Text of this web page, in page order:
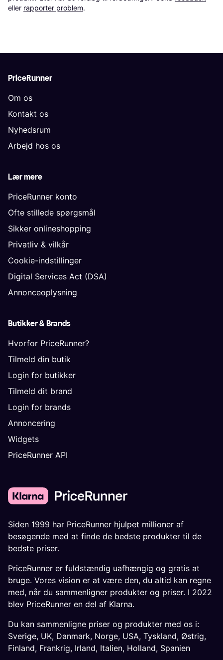
eller rapporter problem.
PriceRunner
Om os
Kontakt os
Nyhedsrum
Arbejd hos os
Lær mere
PriceRunner konto
Ofte stillede spørgsmål
Sikker onlineshopping
Privatliv & vilkår
Cookie-indstillinger
Digital Services Act (DSA)
Annonceoplysning
Butikker & Brands
Hvorfor PriceRunner?
Tilmeld din butik
Login for butikker
Tilmeld dit brand
Login for brands
Annoncering
Widgets
PriceRunner API
Siden 1999 har PriceRunner hjulpet millioner af
besøgende med at finde de bedste produkter til de
bedste priser.
PriceRunner er fuldstændig uafhængig og gratis at
bruge. Vores vision er at være den, du altid kan regne
med, når du sammenligner produkter og priser. I 2022
blev PriceRunner en del af Klarna.
Du kan sammenligne priser og produkter med os i:
Sverige, UK, Danmark, Norge, USA, Tyskland, Østrig,
Finland, Frankrig, Irland, Italien, Holland, Spanien